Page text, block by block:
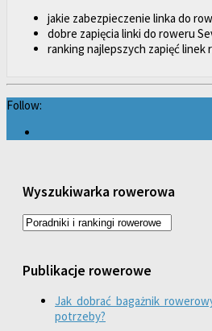
jakie zabezpieczenie linka do
dobre zapięcia linki do roweru
ranking najlepszych zapięć linek
Follow:
Wyszukiwarka rowerowa
Publikacje rowerowe
Jak dobrać bagażnik
potrzeby?